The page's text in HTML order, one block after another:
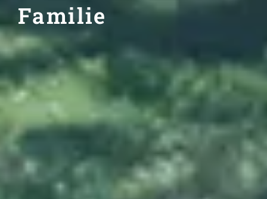
Familie